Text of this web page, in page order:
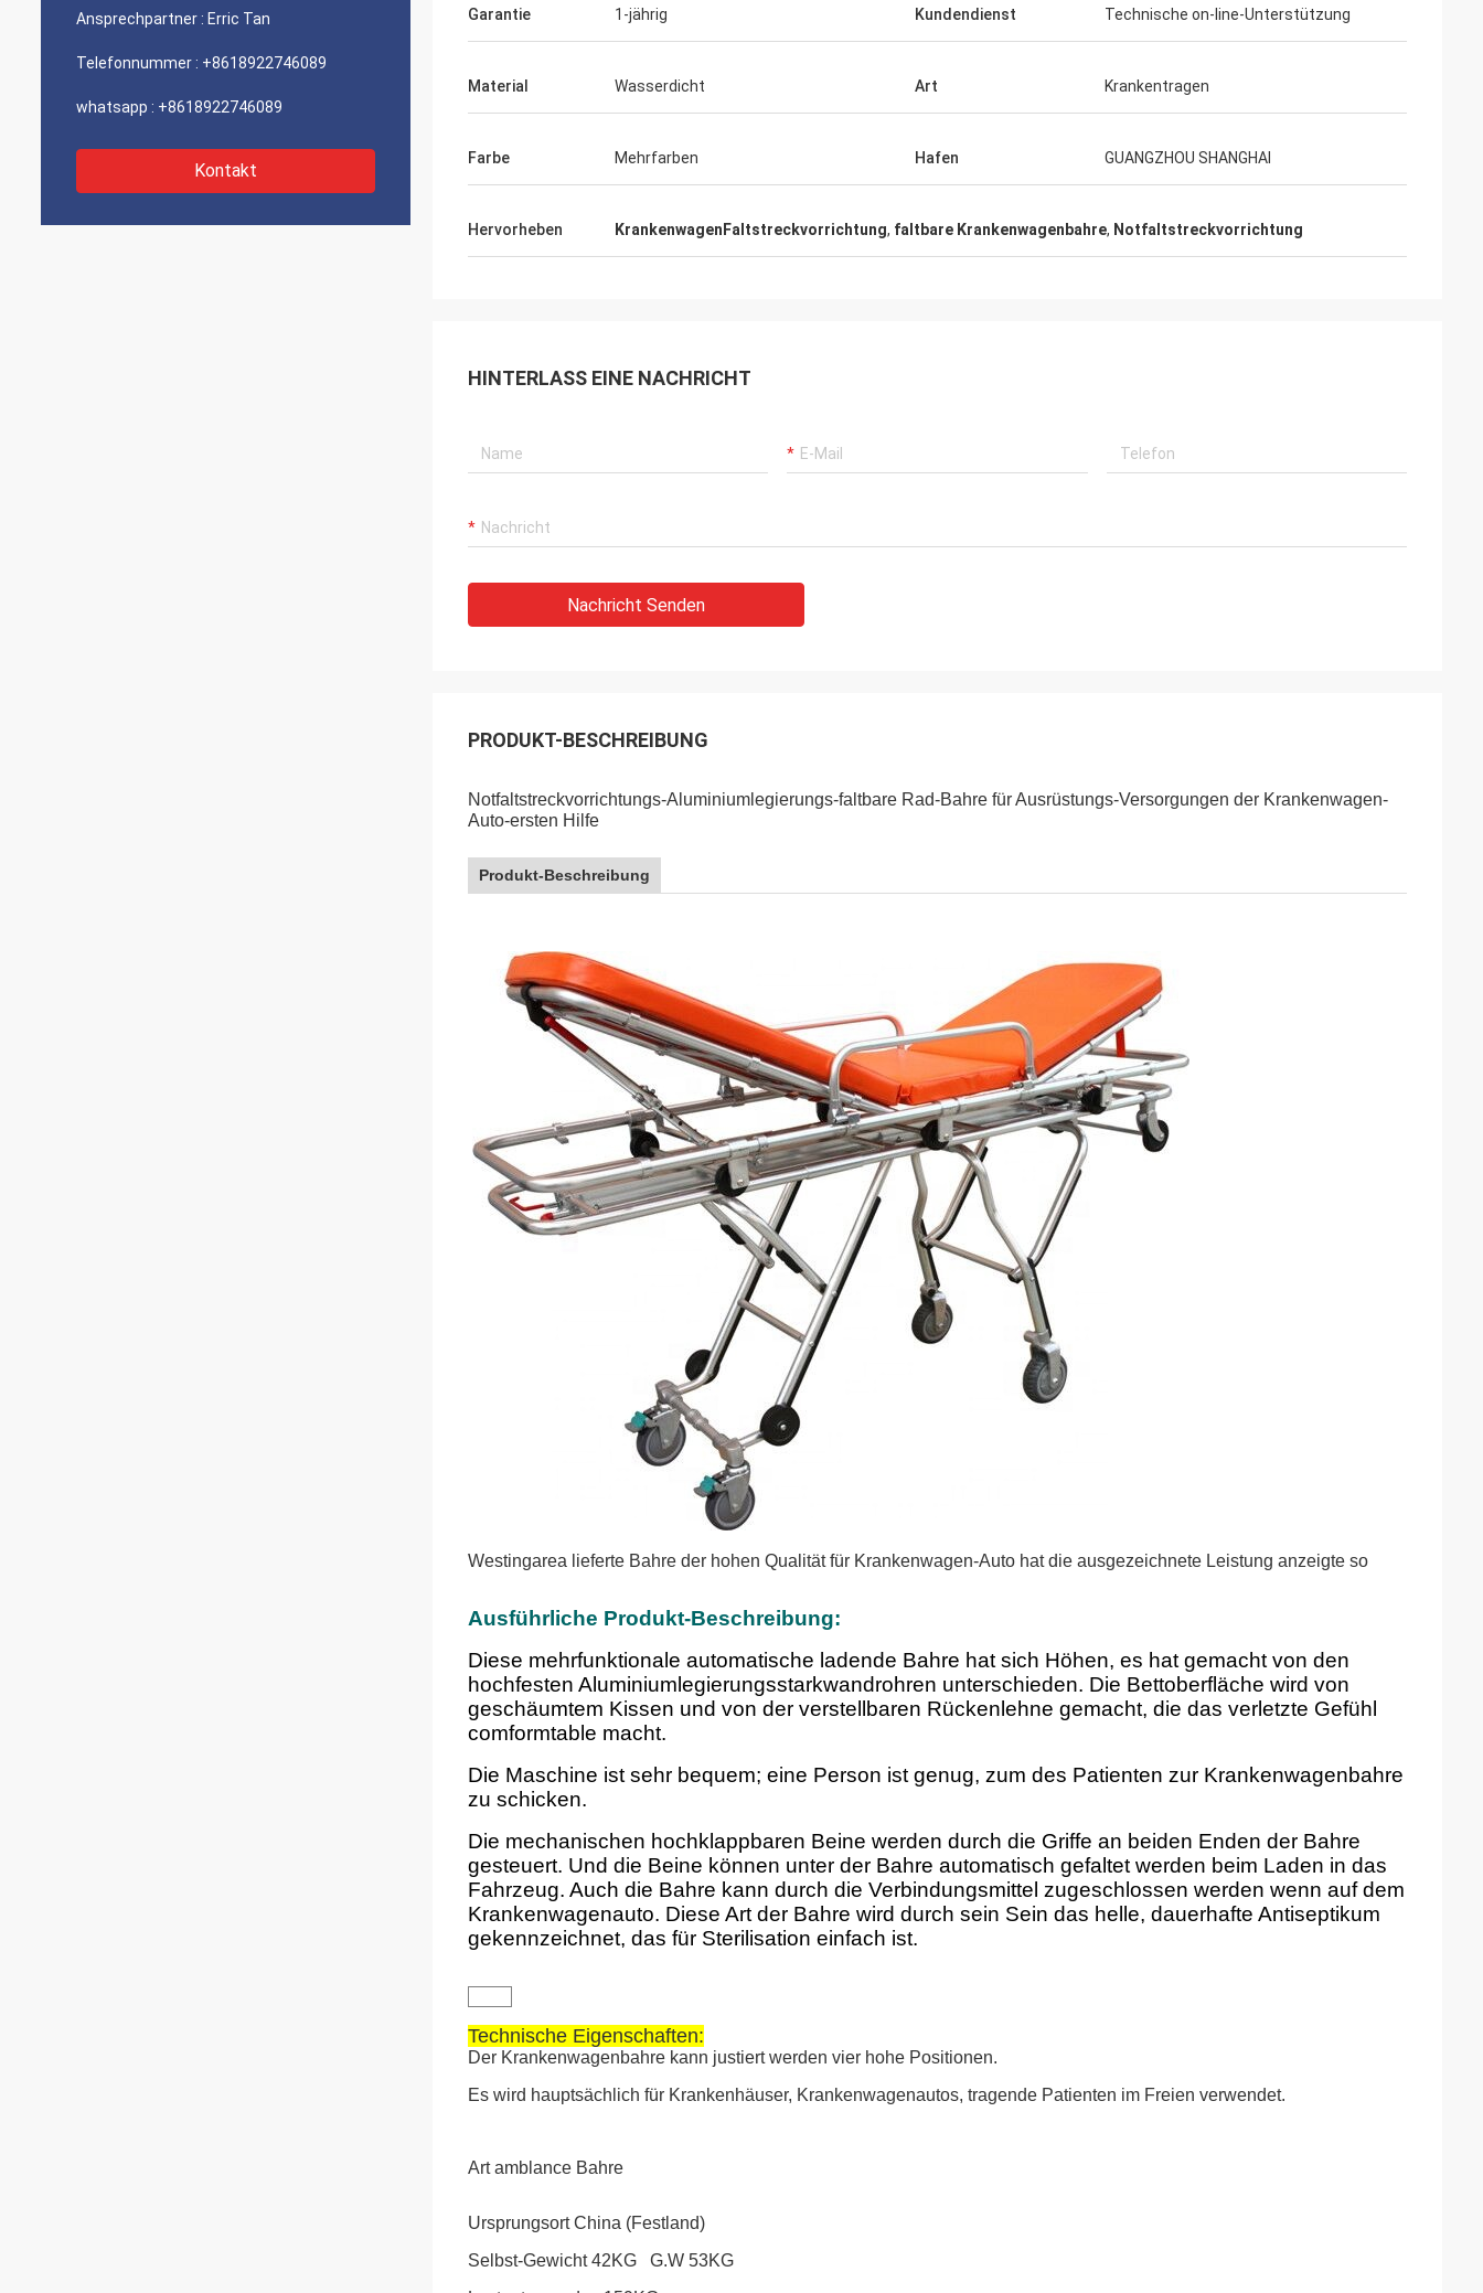
Ansprechpartner : Erric Tan
Telefonnummer : +8618922746089
whatsapp : +8618922746089
Kontakt
Garantie 1-jährig Kundendienst Technische on-line-Unterstützung
Material Wasserdicht Art Krankentragen
Farbe Mehrfarben Hafen GUANGZHOU SHANGHAI
Hervorheben KrankenwagenFaltstreckvorrichtung, faltbare Krankenwagenbahre, Notfaltstreckvorrichtung
HINTERLASS EINE NACHRICHT
Nachricht Senden
PRODUKT-BESCHREIBUNG
Notfaltstreckvorrichtungs-Aluminiumlegierungs-faltbare Rad-Bahre für Ausrüstungs-Versorgungen der Krankenwagen-
Auto-ersten Hilfe
Produkt-Beschreibung
Westingarea lieferte Bahre der hohen Qualität für Krankenwagen-Auto hat die ausgezeichnete Leistung anzeigte so
Ausführliche Produkt-Beschreibung:
Diese mehrfunktionale automatische ladende Bahre hat sich Höhen, es hat gemacht von den
hochfesten Aluminiumlegierungsstarkwandrohren unterschieden. Die Bettoberfläche wird von
geschäumtem Kissen und von der verstellbaren Rückenlehne gemacht, die das verletzte Gefühl
comformtable macht.
Die Maschine ist sehr bequem; eine Person ist genug, zum des Patienten zur Krankenwagenbahre
zu schicken.
Die mechanischen hochklappbaren Beine werden durch die Griffe an beiden Enden der Bahre
gesteuert. Und die Beine können unter der Bahre automatisch gefaltet werden beim Laden in das
Fahrzeug. Auch die Bahre kann durch die Verbindungsmittel zugeschlossen werden wenn auf dem
Krankenwagenauto. Diese Art der Bahre wird durch sein Sein das helle, dauerhafte Antiseptikum
gekennzeichnet, das für Sterilisation einfach ist.
Technische Eigenschaften:
Der Krankenwagenbahre kann justiert werden vier hohe Positionen.
Es wird hauptsächlich für Krankenhäuser, Krankenwagenautos, tragende Patienten im Freien verwendet.
Art amblance Bahre
Ursprungsort China (Festland)
Selbst-Gewicht 42KG G.W 53KG